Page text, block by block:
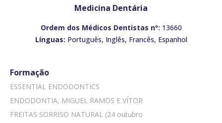
Medicina Dentária
Ordem dos Médicos Dentistas nº: 13660
Línguas: Português, Inglês, Francês, Espanhol
Formação
ESSENTIAL ENDODONTICS
ENDODONTIA, MIGUEL RAMOS E VÍTOR
FREITAS SORRISO NATURAL (24 outubro